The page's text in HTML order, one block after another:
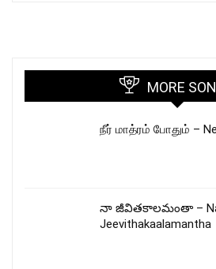
MORE
நீர் மாத்ரம் போதும் –
నా జీవితకాలమంతా –
Jeevithakaalamantha